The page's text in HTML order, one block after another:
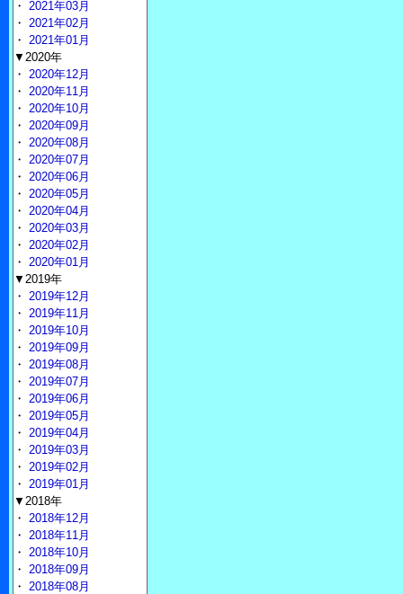
・ 2021年03月
・ 2021年02月
・ 2021年01月
▼2020年
・ 2020年12月
・ 2020年11月
・ 2020年10月
・ 2020年09月
・ 2020年08月
・ 2020年07月
・ 2020年06月
・ 2020年05月
・ 2020年04月
・ 2020年03月
・ 2020年02月
・ 2020年01月
▼2019年
・ 2019年12月
・ 2019年11月
・ 2019年10月
・ 2019年09月
・ 2019年08月
・ 2019年07月
・ 2019年06月
・ 2019年05月
・ 2019年04月
・ 2019年03月
・ 2019年02月
・ 2019年01月
▼2018年
・ 2018年12月
・ 2018年11月
・ 2018年10月
・ 2018年09月
・ 2018年08月